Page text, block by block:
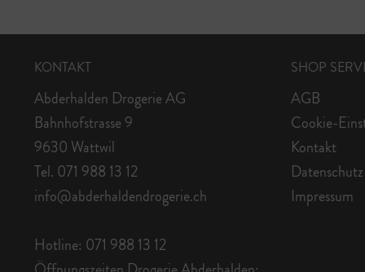
KONTAKT
Abderhalden Drogerie AG
Bahnhofstrasse 9
9630 Wattwil
Tel. 071 988 13 12
info@abderhaldendrogerie.ch
Hotline: 071 988 13 12
SHOP
AGB
Cookie-
Kontakt
Datenschutz
Impressum